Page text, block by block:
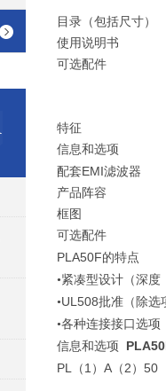
目录（包括尺寸）
使用说明书
可选配件
特征
信息和选项
配套EMI滤波器
产品阵容
框图
可选配件
PLA50F的特点
•紧凑型设计（深度
•UL508批准（除选
•各种连接接口选项
信息和选项
PL
（ 1 ） A （ 2 ） 50